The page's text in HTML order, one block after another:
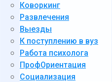
Коворкинг
Развлечения
Выезды
К поступлению в вуз
Работа психолога
ПрофОриентация
Социализация